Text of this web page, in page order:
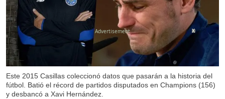
Este 2015 Casillas coleccionó datos que pasarán a la historia del
fútbol. Batió el récord de partidos disputados en Champions (156)
y desbancó a Xavi Hernández.
X